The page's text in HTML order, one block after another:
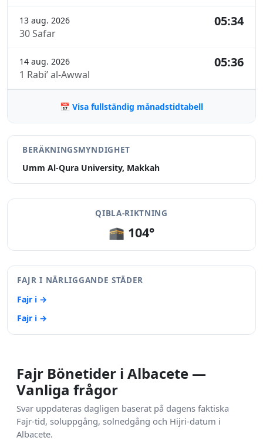
13 aug. 2026
30 Safar
05:34
14 aug. 2026
1 Rabi’ al-Awwal
05:36
📅 Visa fullständig månadstidtabell
BERÄKNINGSMYNDIGHET
Umm Al-Qura University, Makkah
QIBLA-RIKTNING
🕋 104°
FAJR I NÄRLIGGANDE STÄDER
Fajr i →
Fajr i →
Fajr Bönetider i Albacete —
Vanliga frågor
Svar uppdateras dagligen baserat på dagens faktiska
Fajr-tid, soluppgång, solnedgång och Hijri-datum i
Albacete.